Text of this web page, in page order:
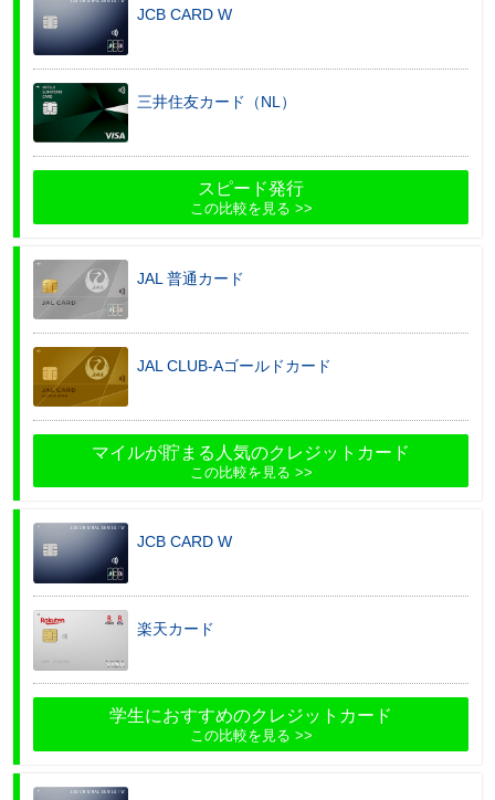
JCB CARD W
三井住友カード（NL）
スピード発行
この比較を見る
JAL 普通カード
JAL CLUB-Aゴールドカード
マイルが貯まる人気のクレジットカード
この比較を見る
JCB CARD W
楽天カード
学生におすすめのクレジットカード
この比較を見る